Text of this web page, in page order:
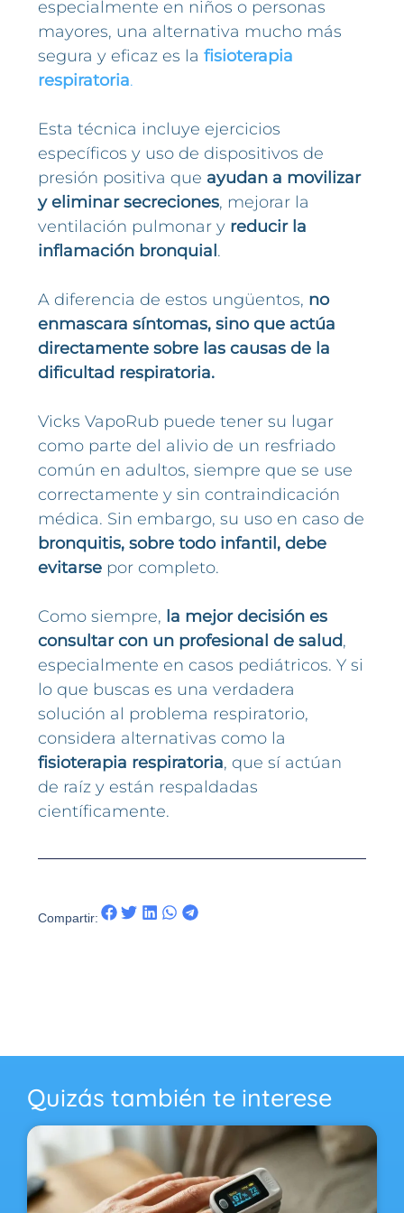
especialmente en niños o personas
mayores, una alternativa mucho más
segura y eficaz es lafisioterapia
respiratoria.
Esta técnica incluye ejercicios
específicos y uso de dispositivos de
presión positiva que ayudan a movilizar
y eliminar secreciones, mejorar la
ventilación pulmonar y reducir la
inflamación bronquial .
A diferencia de estos ungüentos, no
enmascara síntomas, sino que actúa
directamente sobre las causas de la
dificultad respiratoria.
Vicks VapoRub puede tener su lugar
como parte del alivio de un resfriado
común en adultos, siempre que se use
correctamente y sin contraindicación
médica. Sin embargo, su uso en caso de
bronquitis, sobre todo infantil, debe
evitarse por completo.
Como siempre, la mejor decisión es
consultar con un profesional de salud,
especialmente en casos pediátricos. Y si
lo que buscas es una verdadera
solución al problema respiratorio,
considera alternativas como la
fisioterapia respiratoria, que sí actúan
de raíz y están respaldadas
científicamente.
Compartir:
Quizás también te interese